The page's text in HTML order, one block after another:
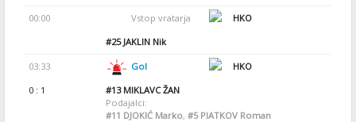
00:00 Vstop vratarja
HKO
#25JAKLIN Nik
03:33 Gol
HKO
0 : 1
#13MIKLAVC ŽAN
Podajalci:
#11 DJOKIĆ Marko, #5PIATKOV Roman